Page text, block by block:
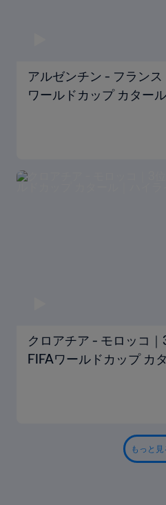
アルゼンチン - フラン
ワールドカップ カター
クロアチア - モロッコ
FIFAワールドカップ カ
もっと見